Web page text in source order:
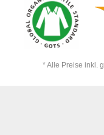
* Alle Preise inkl.